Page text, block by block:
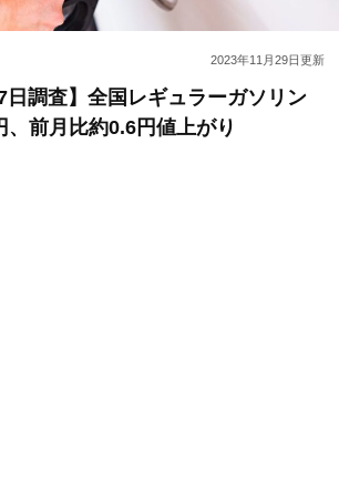
2023年11月29日更新
日調査】全国レギュラーガソリン
、前月比約0.6円値上がり